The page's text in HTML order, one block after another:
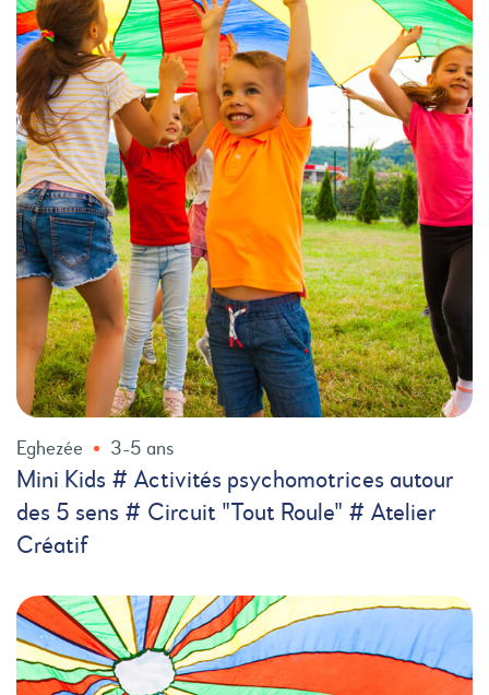
Eghezée 3-5 ans
Mini Kids # Activités psychomotrices autour
des 5 sens # Circuit "Tout Roule" # Atelier
Créatif